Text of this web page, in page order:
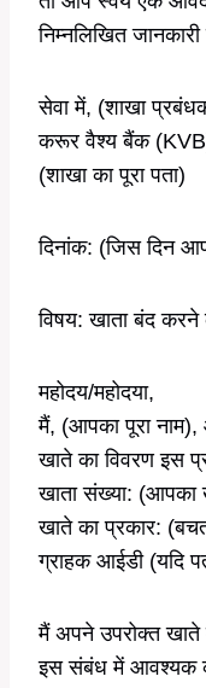
निम्नलिखित जानकारी
सेवा में, (शाखा
करूर वैश्य बैंक
(शाखा का पूरा पता)
दिनांक: (जिस दिन
विषय: खाता बंद
महोदय/महोदया,
मैं, (आपका पूरा
खाते का विवरण इस
खाता संख्या: (आपका
खाते का प्रकार:
ग्राहक आईडी (यदि
मैं अपने उपरोक्त खाते
इस संबंध में आवश्यक